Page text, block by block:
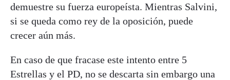
demuestre su fuerza europeísta. Mientras Salvini,
si se queda como rey de la oposición, puede
crecer aún más.
En caso de que fracase este intento entre 5
Estrellas y el PD, no se descarta sin embargo una